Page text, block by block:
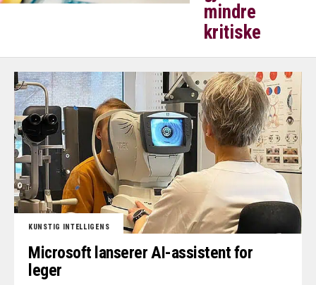
mindre
kritiske
KUNSTIG INTELLIGENS
Microsoft lanserer AI-assistent for
leger